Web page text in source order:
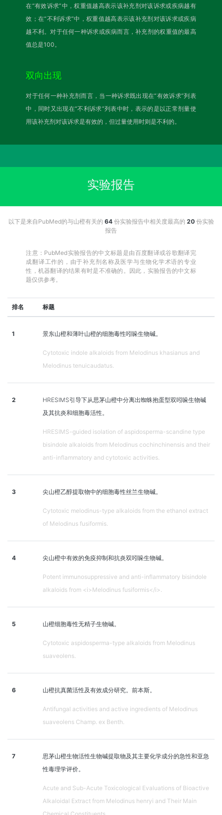
在“有效诉求”中，权重值越高表示该补充剂对该诉求或疾病越有
效；在“不利诉求”中，权重值越高表示该补充剂对该诉求或疾病
越不利。对于任何一种诉求或疾病而言，补充剂的权重值的最高
值总是100。
双向出现
对于任何一种补充剂而言，当一种诉求既出现在“有效诉求”列表
中，同时又出现在“不利诉求”列表中时，表示的是以正常剂量使
用该补充剂对该诉求是有效的，但过量使用时则是不利的。
实验报告
以下是来自PubMed的与山橙有关的 64份实验报告中相关度最高的 20份实验
报告
注意：PubMed实验报告的中文标题是由百度翻译或谷歌翻译完
成翻译工作的，由于补充剂名称及医学与生物化学术语的专业
性，机器翻译的结果有时是不准确的。因此，实验报告的中文标
题仅供参考。
排名 标题
1 景东山橙和薄叶山橙的细胞毒性吲哚生物碱。
Cytotoxic indole alkaloids from Melodinus khasianus and
Melodinus tenuicaudatus.
2
HRESIMS引导下从思茅山橙中分离出蜘蛛抱蛋型双吲哚生物碱
及其抗炎和细胞毒活性。
HRESIMS-guided isolation of aspidosperma-scandine type
bisindole alkaloids from Melodinus cochinchinensis and their
anti-inflammatory and cytotoxic activities.
3 尖山橙乙醇提取物中的细胞毒性丝兰生物碱。
Cytotoxic melodinus-type alkaloids from the ethanol extract
of Melodinus fusiformis.
4 尖山橙中有效的免疫抑制和抗炎双吲哚生物碱。
Potent immunosuppressive and anti-inflammatory bisindole
alkaloids from <i>Melodinus fusiformis</i>.
5 山橙细胞毒性无精子生物碱。
Cytotoxic aspidosperma-type alkaloids from Melodinus
suaveolens.
6 山橙抗真菌活性及有效成分研究。前本斯。
Antifungal activities and active ingredients of Melodinus
suaveolens Champ. ex Benth.
7
思茅山橙生物活性生物碱提取物及其主要化学成分的急性和亚急
性毒理学评价。
Acute and Sub-Acute Toxicological Evaluations of Bioactive
Alkaloidal Extract from Melodinus henryi and Their Main